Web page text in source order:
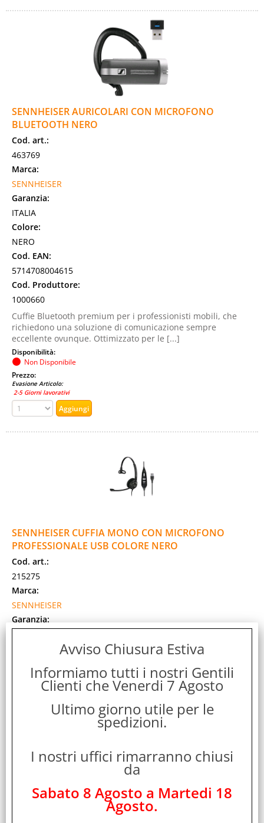
SENNHEISER AURICOLARI CON MICROFONO
BLUETOOTH NERO
Cod. art.:
463769
Marca:
SENNHEISER
Garanzia:
ITALIA
Colore:
NERO
Cod. EAN:
5714708004615
Cod. Produttore:
1000660
Cuffie Bluetooth premium per i professionisti mobili, che
richiedono una soluzione di comunicazione sempre
eccellente ovunque. Ottimizzato per le [...]
Disponibilità:
Non Disponibile
Prezzo:
Evasione Articolo:
2-5 Giorni lavorativi
SENNHEISER CUFFIA MONO CON MICROFONO
PROFESSIONALE USB COLORE NERO
Cod. art.:
215275
Marca:
SENNHEISER
Garanzia:
Cod. EAN:
4044155083378
Cod. Produttore:
Monofonico, Fattore di forma: Padiglione auricolare, Colore
del prodotto: Nero. Interfaccia [...]
Prezzo:
Avviso Chiusura Estiva
Informiamo tutti i nostri Gentili
Clienti che Venerdi 7 Agosto
Ultimo giorno utile per le
spedizioni.
I nostri uffici rimarranno chiusi
da
Sabato 8 Agosto a Martedi 18
Agosto.